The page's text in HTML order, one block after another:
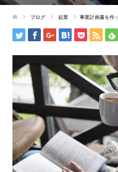
ブログ 起業 事業計画書を作